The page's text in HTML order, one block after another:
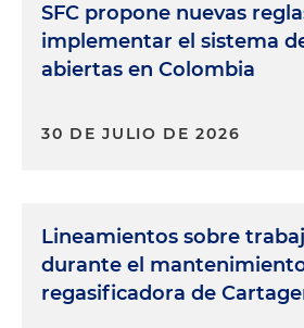
SFC propone nuevas
implementar el sistema
abiertas en Colombia
30 DE JULIO DE 2026
Lineamientos sobre
durante el
regasificadora de